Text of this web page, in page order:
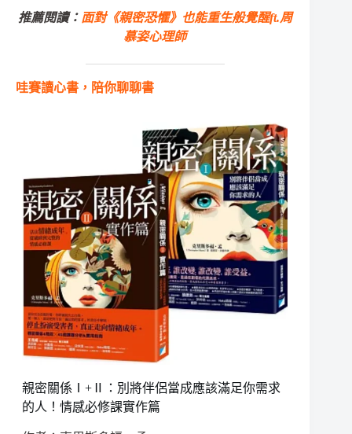
推薦閱讀： 面對《親密恐懼》也能重生般覺醒ft.周
慕姿心理師
哇賽讀心書，陪你聊聊書
親密關係Ⅰ+Ⅱ：別將伴侶當成應該滿足你需求
的人！情感必修課實作篇